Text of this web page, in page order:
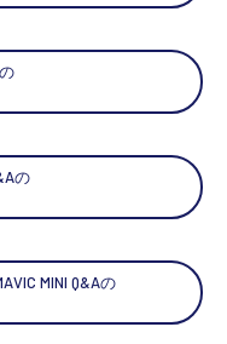
の
MINI Q&Aの